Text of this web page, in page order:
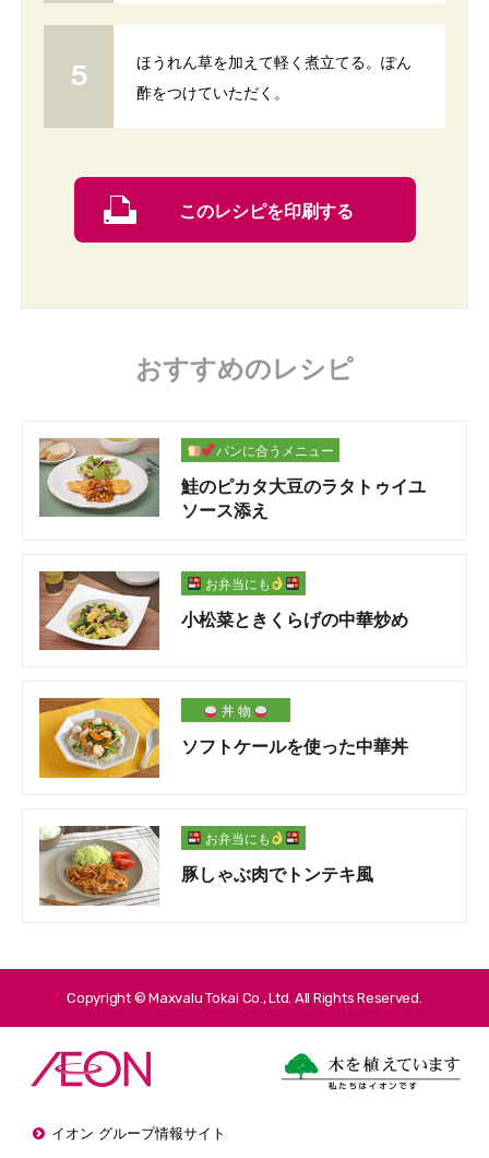
ほうれん草を加えて軽く煮立てる。ぽん
酢をつけていただく。
このレシピを印刷する
おすすめのレシピ
パンに合うメニュー
鮭のピカタ大豆のラタトゥイユ
ソース添え
お弁当にも
小松菜ときくらげの中華炒め
丼 物
ソフトケールを使った中華丼
お弁当にも
豚しゃぶ肉でトンテキ風
Copyright © Maxvalu Tokai Co., Ltd. All Rights Reserved.
イオン グループ情報サイト